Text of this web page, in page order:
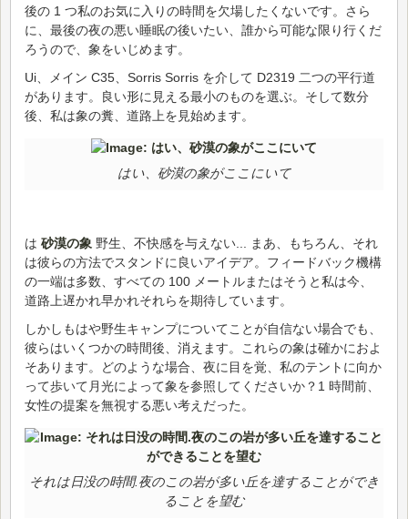
後の 1 つ私のお気に入りの時間を欠場したくないです。さら
に、最後の夜の悪い睡眠の後いたい、誰から可能な限り行くだ
ろうので、象をいじめます。
Ui、メイン C35、Sorris Sorris を介して D2319 二つの平行道
があります。良い形に見える最小のものを選ぶ。そして数分
後、私は象の糞、道路上を見始めます。
はい、砂漠の象がここにいて
は 砂漠の象 野生、不快感を与えない... まあ、もちろん、それ
は彼らの方法でスタンドに良いアイデア。フィードバック機構
の一端は多数、すべての 100 メートルまたはそうと私は今、
道路上遅かれ早かれそれらを期待しています。
しかしもはや野生キャンプについてことが自信ない場合でも、
彼らはいくつかの時間後、消えます。これらの象は確かにおよ
そあります。どのような場合、夜に目を覚、私のテントに向か
って歩いて月光によって象を参照してくださいか？1 時間前、
女性の提案を無視する悪い考えだった。
それは日没の時間.夜のこの岩が多い丘を達することができ
ることを望む